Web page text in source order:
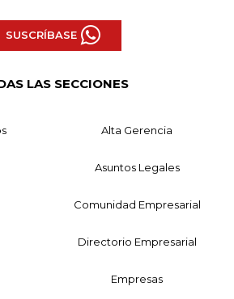
SUSCRÍBASE
LAS SECCIONES
Alta Gerencia
Asuntos Legales
Comunidad Empresarial
Directorio Empresarial
Empresas